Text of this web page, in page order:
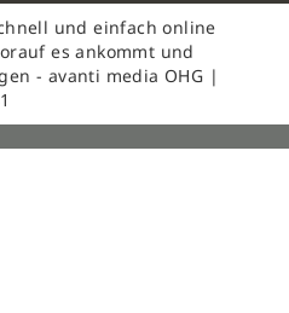
und einfach online
es ankommt und
- avanti media OHG |